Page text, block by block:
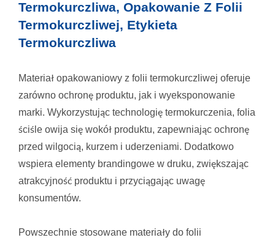
MASZYNY
Termokurczliwa, Opakowanie Z Folii
Termokurczliwej, Etykieta
Termokurczliwa
Materiał opakowaniowy z folii termokurczliwej oferuje
zarówno ochronę produktu, jak i wyeksponowanie
marki. Wykorzystując technologię termokurczenia, folia
ściśle owija się wokół produktu, zapewniając ochronę
przed wilgocią, kurzem i uderzeniami. Dodatkowo
wspiera elementy brandingowe w druku, zwiększając
atrakcyjność produktu i przyciągając uwagę
konsumentów.
Powszechnie stosowane materiały do folii